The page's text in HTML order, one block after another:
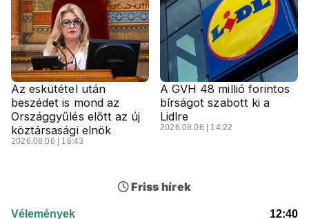
Az eskütétel után
beszédet is mond az
Országgyűlés előtt az új
köztársasági elnök
2026.08.06 | 16:43
A GVH 48 millió forintos
bírságot szabott ki a
Lidlre
2026.08.06 | 14:22
Friss hírek
Vélemények 12:40